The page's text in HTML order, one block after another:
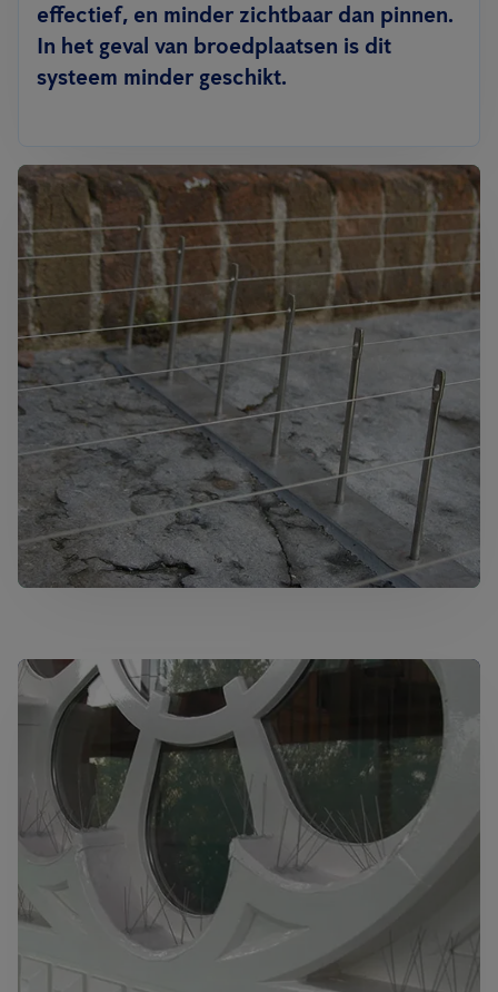
effectief, en minder zichtbaar dan pinnen.
In het geval van broedplaatsen is dit
systeem minder geschikt.